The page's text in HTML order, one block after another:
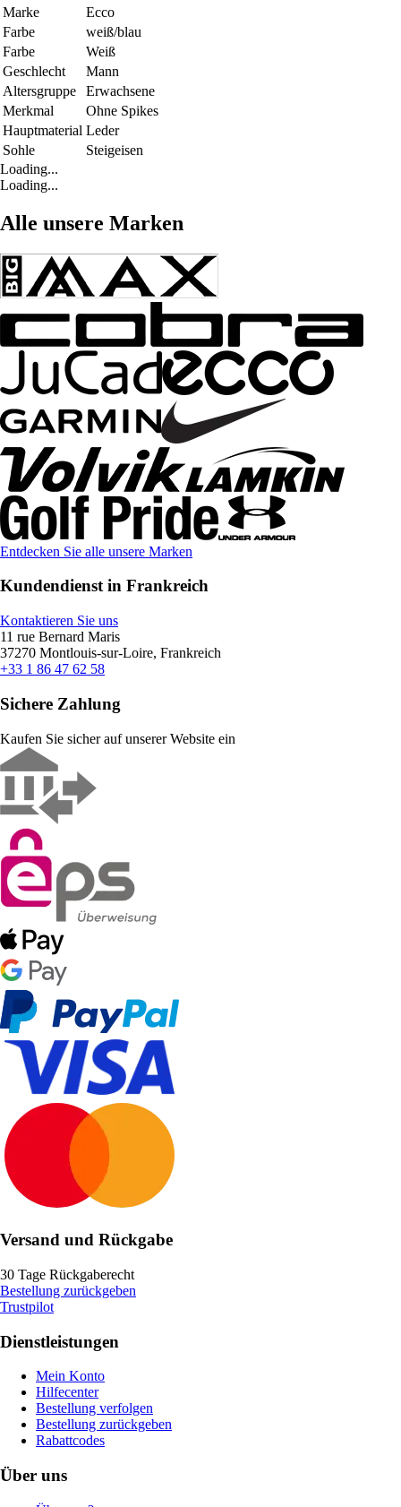
Marke
Ecco
Farbe
weiß/blau
Farbe
Weiß
Geschlecht
Mann
Altersgruppe
Erwachsene
Merkmal
Ohne Spikes
Hauptmaterial Leder
Sohle
Steigeisen
Loading...
Loading...
Alle unsere Marken
Entdecken Sie alle unsere Marken
Kundendienst in Frankreich
Kontaktieren Sie uns
11 rue Bernard Maris
37270 Montlouis-sur-Loire, Frankreich
+33 1 86 47 62 58
Sichere Zahlung
Kaufen Sie sicher auf unserer Website ein
Versand und Rückgabe
30 Tage Rückgaberecht
Bestellung zurückgeben
Trustpilot
Dienstleistungen
Mein Konto
Hilfecenter
Bestellung verfolgen
Bestellung zurückgeben
Rabattcodes
Über uns